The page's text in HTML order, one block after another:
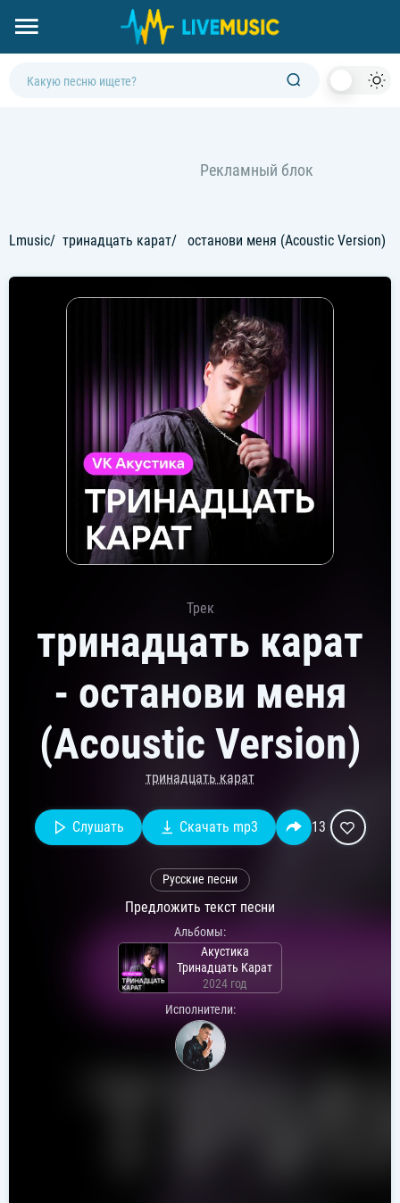
Lmusic тринадцать карат останови меня (Acoustic Version)
Трек
тринадцать карат
- останови меня
(Acoustic Version)
тринадцать карат
Слушать Скачать mp3 13
Русские песни
Предложить текст песни
Альбомы:
Акустика
Тринадцать Карат
2024 год
Исполнители: